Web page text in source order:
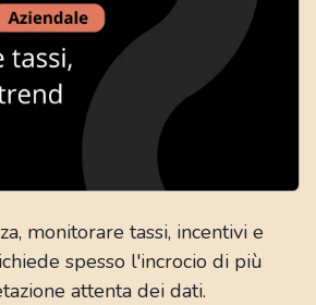
monitorare tassi, incentivi e
spesso l'incrocio di più
attenta dei dati.